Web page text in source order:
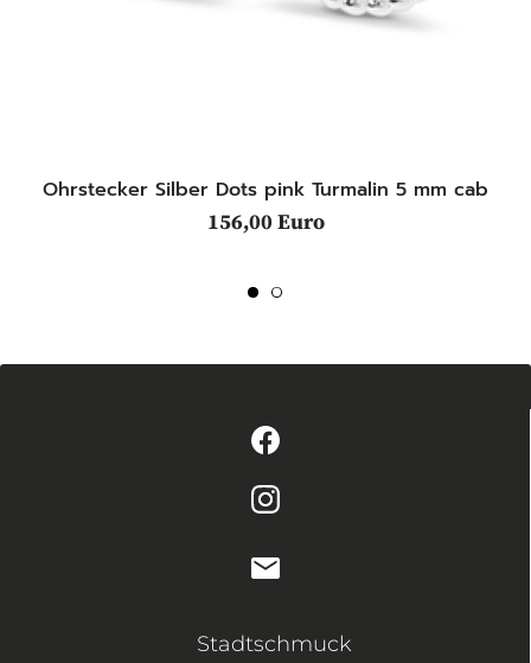
Ohrstecker Silber Dots pink Turmalin 5 mm cab
156,00 Euro
Stadtschmuck